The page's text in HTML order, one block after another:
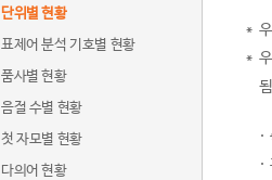
단위별 현황
표제어 분석 기호별 현황
품사별 현황
음절 수별 현황
첫 자모별 현황
다의어 현황